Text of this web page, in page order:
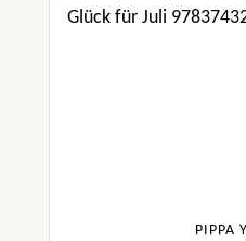
PIPPA